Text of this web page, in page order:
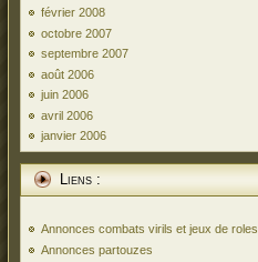
février 2008
octobre 2007
septembre 2007
août 2006
juin 2006
avril 2006
janvier 2006
Liens :
Annonces combats virils et jeux de roles
Annonces partouzes